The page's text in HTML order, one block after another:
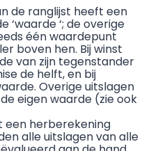
de ranglijst heeft een
‘waarde ‘; de overige
één waardepunt
boven hen. Bij winst
van zijn tegenstander
de helft, en bij
Overige uitslagen
eigen waarde (zie ook
een herberekening
alle uitslagen van alle